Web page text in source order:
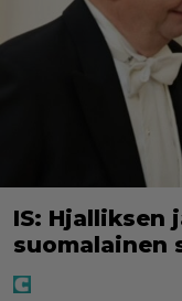
IS: Hjalliksen
suomalainen